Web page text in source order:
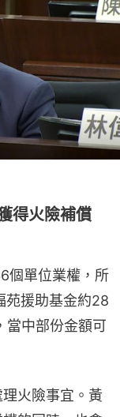
得火險補償
個單位業權，所
苑援助基金約28
當中部份金額可
火險事宜。黃